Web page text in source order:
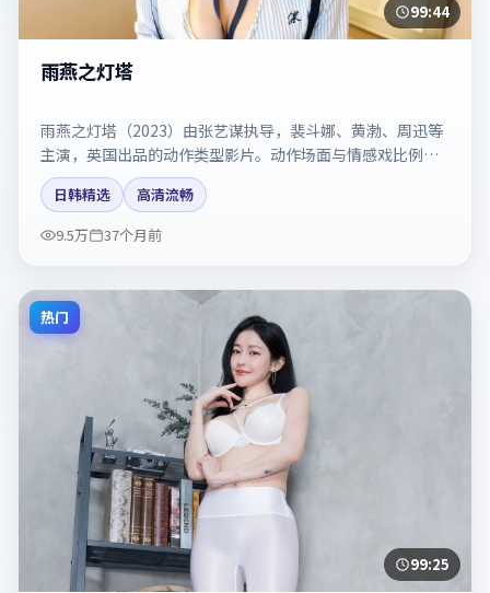
99:44
雨燕之灯塔
雨燕之灯塔（2023）由张艺谋执导，裴斗娜、黄渤、周迅等
主演，英国出品的动作类型影片。动作场面与情感戏比例拿
捏得当。剧情简介与主创信息可供检索参考，上映日期以片
方资料为准。
日韩精选
高清流畅
9.5万
37个月前
热门
99:25